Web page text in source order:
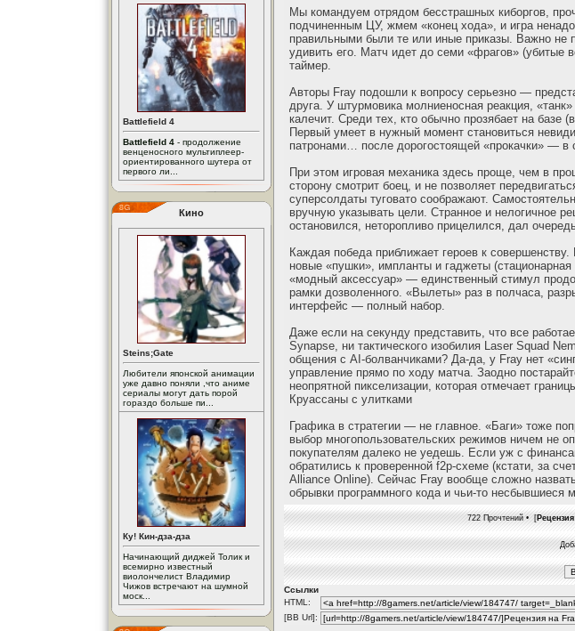
Battlefield 4
Battlefield 4 - продолжение
венценосного мультиплеер-
ориентированного шутера от
первого ли...
Кино
Steins;Gate
Любители японской анимации
уже давно поняли ,что аниме
сериалы могут дать порой
гораздо больше пи...
Ку! Кин-дза-дза
Начинающий диджей Толик и
всемирно известный
виолончелист Владимир
Чижов встречают на шумной
моск...
Мы командуем отрядом бесстрашных киборгов,
подчиненным ЦУ, жмем «конец хода», и игра
правильными были те или иные приказы. Важно не
удивить его. Матч идет до семи «фрагов» (убитые
таймер.
Авторы Fray подошли к вопросу серьезно —
друга. У штурмовика молниеносная реакция,
калечит. Среди тех, кто обычно прозябает на базе
Первый умеет в нужный момент становиться
патронами… после дорогостоящей «прокачки» — в
При этом игровая механика здесь проще, чем в
сторону смотрит боец, и не позволяет
суперсолдаты туговато соображают.
вручную указывать цели. Странное и нелогичное
остановился, неторопливо прицелился, дал
Каждая победа приближает героев к
новые «пушки», импланты и гаджеты
«модный аксессуар» — единственный стимул
рамки дозволенного. «Вылеты» раз в полчаса,
интерфейс — полный набор.
Даже если на секунду представить, что все
Synapse, ни тактического изобилия Laser Squad
общения с AI-болванчиками? Да-да, у Fray нет
управление прямо по ходу матча. Заодно
неопрятной пикселизации, которая отмечает
Круассаны с улитками
Графика в стратегии — не главное. «Баги» тоже
выбор многопользовательских режимов ничем не
покупателям далеко не уедешь. Если уж с
обратились к проверенной f2p-схеме (кстати, за
Alliance Online). Сейчас Fray вообще сложно
обрывки программного кода и чьи-то несбывшиеся
722 Прочтений • [
Ссылки
HTML:
[BB Url]: